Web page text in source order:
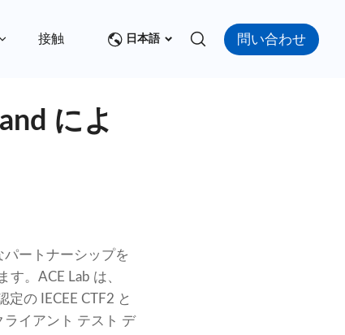
接触 日本語 問い合わせ
によ
パートナーシップを
。ACE Lab は、
の IECEE CTF2 と
ライアント テスト デ